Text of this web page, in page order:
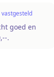
goed en
.